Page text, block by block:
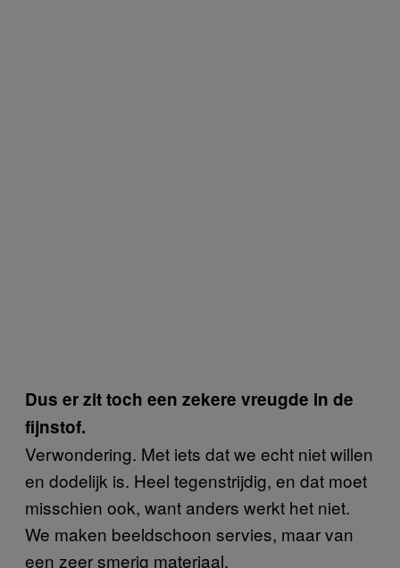
Dus er zit toch een zekere vreugde in de
fijnstof.
Verwondering. Met iets dat we echt niet willen
en dodelijk is. Heel tegenstrijdig, en dat moet
misschien ook, want anders werkt het niet.
We maken beeldschoon servies, maar van
een zeer smerig materiaal.